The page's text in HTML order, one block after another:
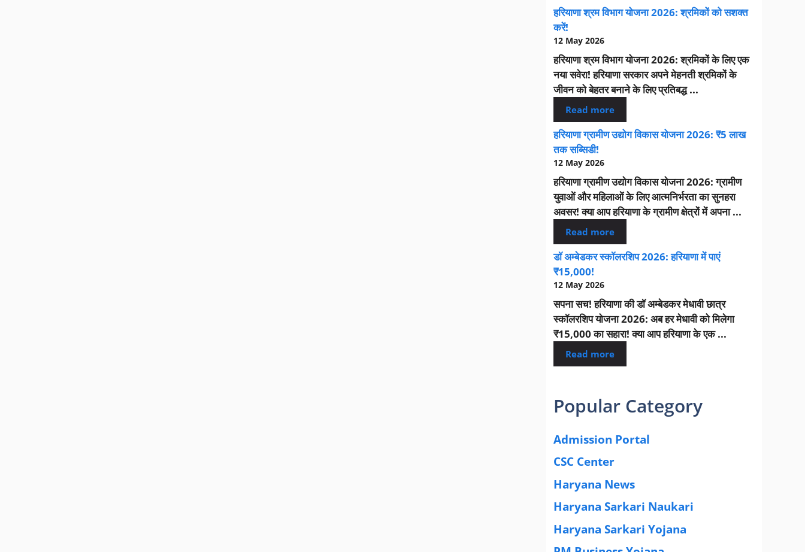
हरियाणा श्रम विभाग योजना 2026: श्रमिकों को सशक्त
करें!
12 May 2026
हरियाणा श्रम विभाग योजना 2026: श्रमिकों के लिए एक
नया सवेरा! हरियाणा सरकार अपने मेहनती श्रमिकों के
जीवन को बेहतर बनाने के लिए प्रतिबद्ध ...
Read more
हरियाणा ग्रामीण उद्योग विकास योजना 2026: ₹5 लाख
तक सब्सिडी!
12 May 2026
हरियाणा ग्रामीण उद्योग विकास योजना 2026: ग्रामीण
युवाओं और महिलाओं के लिए आत्मनिर्भरता का सुनहरा
अवसर! क्या आप हरियाणा के ग्रामीण क्षेत्रों में अपना ...
Read more
डॉ अम्बेडकर स्कॉलरशिप 2026: हरियाणा में पाएं
₹15,000!
12 May 2026
सपना सच! हरियाणा की डॉ अम्बेडकर मेधावी छात्र
स्कॉलरशिप योजना 2026: अब हर मेधावी को मिलेगा
₹15,000 का सहारा! क्या आप हरियाणा के एक ...
Read more
Popular Category
Admission Portal
CSC Center
Haryana News
Haryana Sarkari Naukari
Haryana Sarkari Yojana